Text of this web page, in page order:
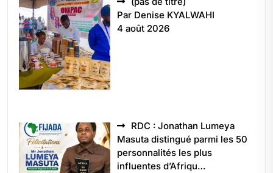
5496
Par Denise KYALWAHI
4 août 2026
RDC : Jonathan Lumeya
Masuta distingué parmi les 50
personnalités les plus
influentes d’Afriqu…